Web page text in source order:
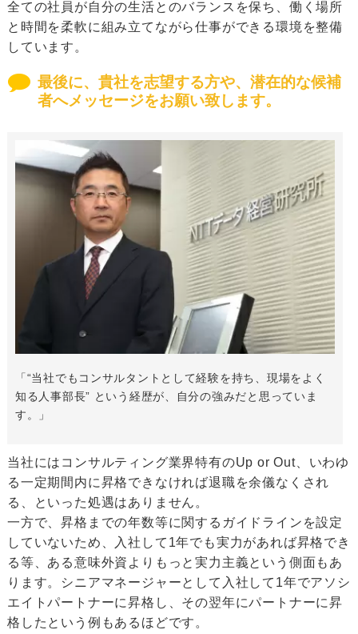
全ての社員が自分の生活とのバランスを保ち、働く場所
と時間を柔軟に組み立てながら仕事ができる環境を整備
しています。
最後に、貴社を志望する方や、潜在的な候補
者へメッセージをお願い致します。
「“当社でもコンサルタントとして経験を持ち、現場をよく
知る人事部長” という経歴が、自分の強みだと思っていま
す。」
当社にはコンサルティング業界特有のUp or Out、いわゆ
る一定期間内に昇格できなければ退職を余儀なくされ
る、といった処遇はありません。
一方で、昇格までの年数等に関するガイドラインを設定
していないため、入社して1年でも実力があれば昇格でき
る等、ある意味外資よりもっと実力主義という側面もあ
ります。シニアマネージャーとして入社して1年でアソシ
エイトパートナーに昇格し、その翌年にパートナーに昇
格したという例もあるほどです。